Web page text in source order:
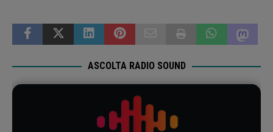
ASCOLTA RADIO SOUND